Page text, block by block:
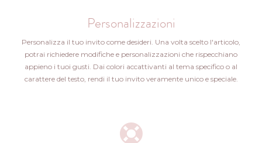
Personalizzazioni
Personalizza il tuo invito come desideri. Una volta scelto l'articolo,
potrai richiedere modifiche e personalizzazioni che rispecchiano
appieno i tuoi gusti. Dai colori accattivanti al tema specifico o al
carattere del testo, rendi il tuo invito veramente unico e speciale.